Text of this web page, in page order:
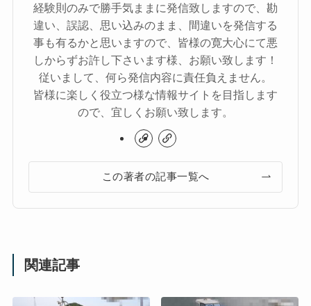
経験則のみで勝手気ままに発信致しますので、勘
違い、誤認、思い込みのまま、間違いを発信する
事も有るかと思いますので、皆様の寛大心にて悪
しからずお許し下さいます様、お願い致します！
従いまして、何ら発信内容に責任負えません。
皆様に楽しく役立つ様な情報サイトを目指します
ので、宜しくお願い致します。
この著者の記事一覧へ
関連記事